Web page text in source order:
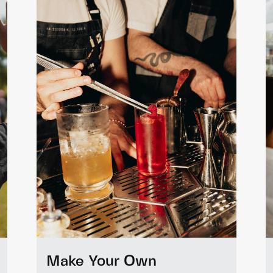
Durbuy Quest
Explorez Durbuy autrement à travers
un jeu d'énigmes et de découverte.
À partir de 35€ p.p.
Min. 10 pers.
1 heure 30
En savoir plus
Make Your Own